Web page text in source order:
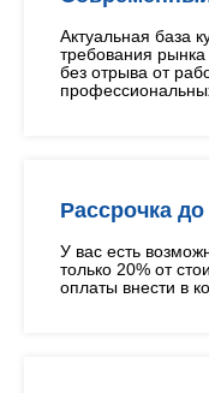
Актуальная база
требования рынка
без отрыва от
Рассрочка
У вас есть
только 20% от
оплаты внести в